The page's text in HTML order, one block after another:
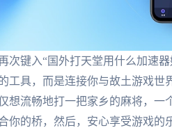
次键入“国外打天堂用什么加速
工具，而是连接你与故土游戏世
想流畅地打一把家乡的麻将，
你的桥，然后，安心享受游戏的